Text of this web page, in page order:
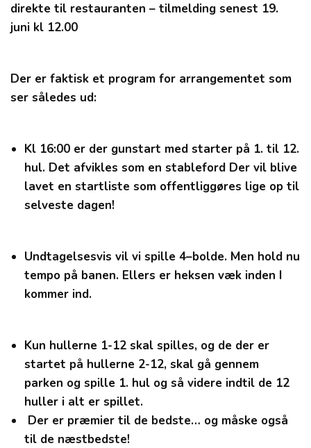
direkte til restauranten – tilmelding senest 19.
juni kl 12.00
Der er faktisk et program for arrangementet som
ser således ud:
Kl 16:00 er der gunstart med starter på 1. til 12.
hul. Det afvikles som en stableford Der vil blive
lavet en startliste som offentliggøres lige op til
selveste dagen!
Undtagelsesvis vil vi spille 4–bolde. Men hold nu
tempo på banen. Ellers er heksen væk inden I
kommer ind.
Kun hullerne 1-12 skal spilles, og de der er
startet på hullerne 2-12, skal gå gennem
parken og spille 1. hul og så videre indtil de 12
huller i alt er spillet.
Der er præmier til de bedste… og måske også
til de næstbedste!